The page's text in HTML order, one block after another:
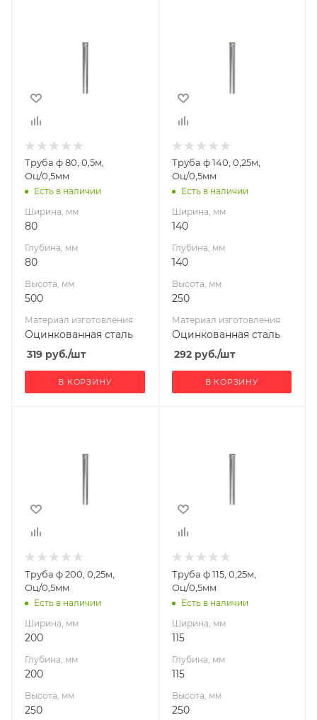
500
Материал
Оцинкованная
сталь
Габариты В*Ш*Г мм
Труба ф 80, 0,5м,
Оц/0,5мм
Есть в наличии
Ширина, мм
80
Глубина, мм
80
Высота, мм
500
Материал изготовления
Оцинкованная сталь
319 руб./шт
В КОРЗИНУ
250
Материал
Оцинкованная
сталь
Диаметр дымохода,
140
УМК
250x140x140
Труба ф 140, 0,25м,
Оц/0,5мм
Есть в наличии
Ширина, мм
140
Глубина, мм
140
Высота, мм
250
Материал изготовления
Оцинкованная сталь
292руб./шт
В КОРЗИНУ
250
Материал
Оцинкованная
сталь
Диаметр дымохода,
200
УМК
250x200x200
Труба ф 200, 0,25м,
Оц/0,5мм
Есть в наличии
Ширина, мм
200
Глубина, мм
200
Высота, мм
250
250
Материал
Оцинкованная
сталь
Диаметр дымохода,
115
УМК
250x115x115
Труба ф 115, 0,25м,
Оц/0,5мм
Есть в наличии
Ширина, мм
115
Глубина, мм
115
Высота, мм
250